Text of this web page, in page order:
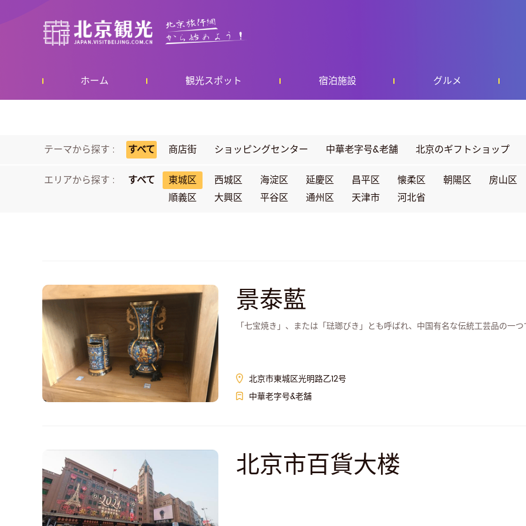
ホーム 観光スポット 宿泊施設 グルメ
テーマから探す : すべて 商店街 ショッピングセンター 中華老字号&老舗 北京のギフトショップ
エリアから探す : すべて 東城区 西城区 海淀区 延慶区 昌平区 懐柔区 朝陽区
房山区
順義区
大興区 平谷区 通州区 天津市 河北省
景泰藍
「七宝焼き」、または「琺瑯びき」とも呼ばれ、中国有名な伝統工芸品の一つ
北京市東城区光明路乙12号
中華老字号&老舗
北京市百貨大楼